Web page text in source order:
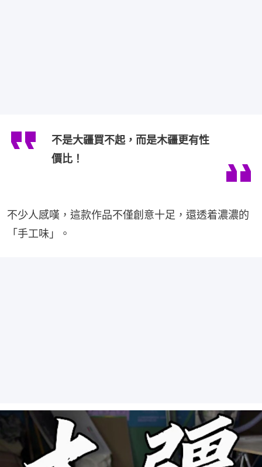
不是大疆買不起，而是木疆更有性
價比！
不少人感嘆，這款作品不僅創意十足，還透着濃濃的
「手工味」。